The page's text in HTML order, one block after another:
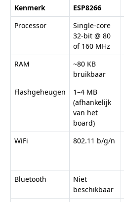
Kenmerk ESP8266
Processor
Single-core
32-bit @ 80
of 160 MHz
RAM
~80 KB
bruikbaar
Flashgeheugen
1–4 MB
(afhankelijk
van het
board)
WiFi 802.11 b/g/n
Bluetooth
Niet
beschikbaar